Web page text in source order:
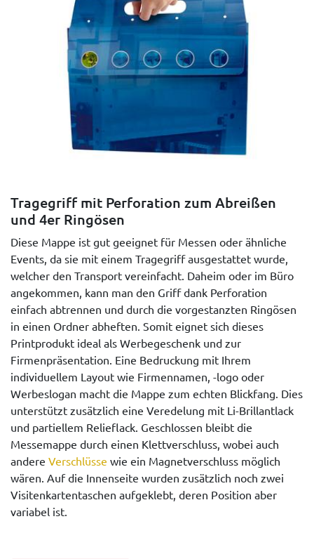
Tragegriff mit Perforation zum Abreißen
und 4er Ringösen
Diese Mappe ist gut geeignet für Messen oder ähnliche
Events, da sie mit einem Tragegriff ausgestattet wurde,
welcher den Transport vereinfacht. Daheim oder im Büro
angekommen, kann man den Griff dank Perforation
einfach abtrennen und durch die vorgestanzten Ringösen
in einen Ordner abheften. Somit eignet sich dieses
Printprodukt ideal als Werbegeschenk und zur
Firmenpräsentation. Eine Bedruckung mit Ihrem
individuellem Layout wie Firmennamen, -logo oder
Werbeslogan macht die Mappe zum echten Blickfang. Dies
unterstützt zusätzlich eine Veredelung mit Li-Brillantlack
und partiellem Relieflack. Geschlossen bleibt die
Messemappe durch einen Klettverschluss, wobei auch
andere Verschlüsse wie ein Magnetverschluss möglich
wären. Auf die Innenseite wurden zusätzlich noch zwei
Visitenkartentaschen aufgeklebt, deren Position aber
variabel ist.